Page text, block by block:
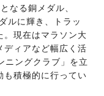
なる銅メダル、
ルに輝き、トラッ
。現在はマラソン大
ディアなど幅広く活
ニングクラブ」を立
も積極的に行ってい